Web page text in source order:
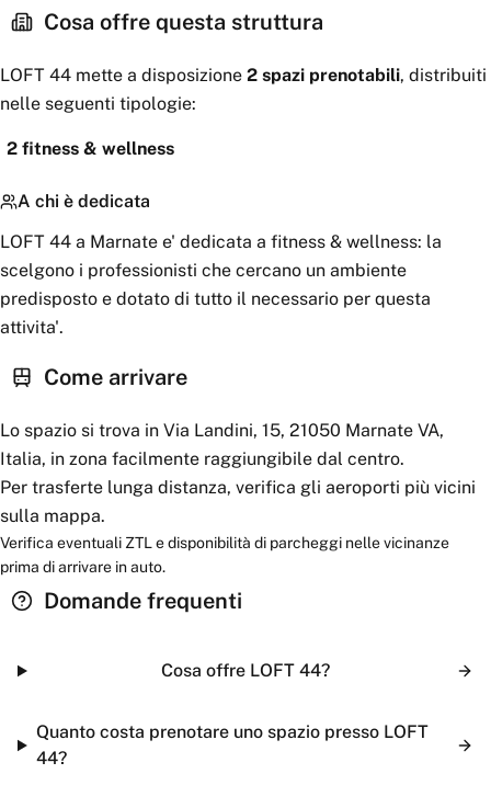
Cosa offre questa struttura
LOFT 44 mette a disposizione 2 spazi prenotabili, distribuiti
nelle seguenti tipologie:
2 fitness & wellness
A chi è dedicata
LOFT 44 a Marnate e' dedicata a fitness & wellness: la
scelgono i professionisti che cercano un ambiente
predisposto e dotato di tutto il necessario per questa
attivita'.
Come arrivare
Lo spazio si trova in Via Landini, 15, 21050 Marnate VA,
Italia, in zona facilmente raggiungibile dal centro.
Per trasferte lunga distanza, verifica gli aeroporti più vicini
sulla mappa.
Verifica eventuali ZTL e disponibilità di parcheggi nelle vicinanze
prima di arrivare in auto.
Domande frequenti
Cosa offre LOFT 44?
Quanto costa prenotare uno spazio presso LOFT
44?